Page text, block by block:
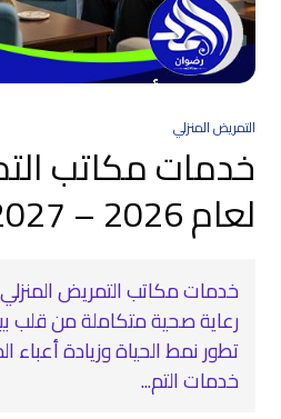
التمريض المنزلي
خدمات مكاتب
لعام 2026 – 2027
رعاية صحية متكاملة من
تطور نمط الحياة وزيادة
خدمات التم...